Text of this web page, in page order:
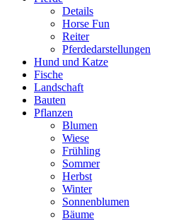
Details
Horse Fun
Reiter
Pferdedarstellungen
Hund und Katze
Fische
Landschaft
Bauten
Pflanzen
Blumen
Wiese
Frühling
Sommer
Herbst
Winter
Sonnenblumen
Bäume